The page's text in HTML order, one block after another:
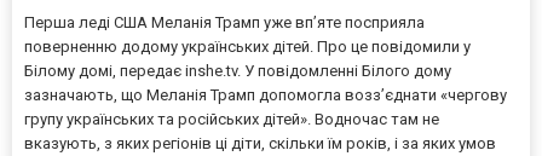
Перша леді США Меланія Трамп уже впʼяте посприяла
поверненню додому українських дітей. Про це повідомили у
Білому домі, передає inshe.tv. У повідомленні Білого дому
зазначають, що Меланія Трамп допомогла возз’єднати «чергову
групу українських та російських дітей». Водночас там не
вказують, з яких регіонів ці діти, скільки їм років, і за яких умов